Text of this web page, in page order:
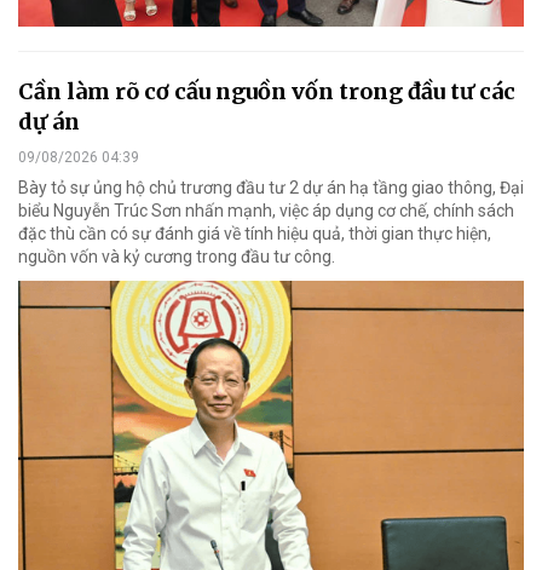
Cần làm rõ cơ cấu nguồn vốn trong đầu tư các
dự án
09/08/2026 04:39
Bày tỏ sự ủng hộ chủ trương đầu tư 2 dự án hạ tầng giao thông, Đại
biểu Nguyễn Trúc Sơn nhấn mạnh, việc áp dụng cơ chế, chính sách
đặc thù cần có sự đánh giá về tính hiệu quả, thời gian thực hiện,
nguồn vốn và kỷ cương trong đầu tư công.